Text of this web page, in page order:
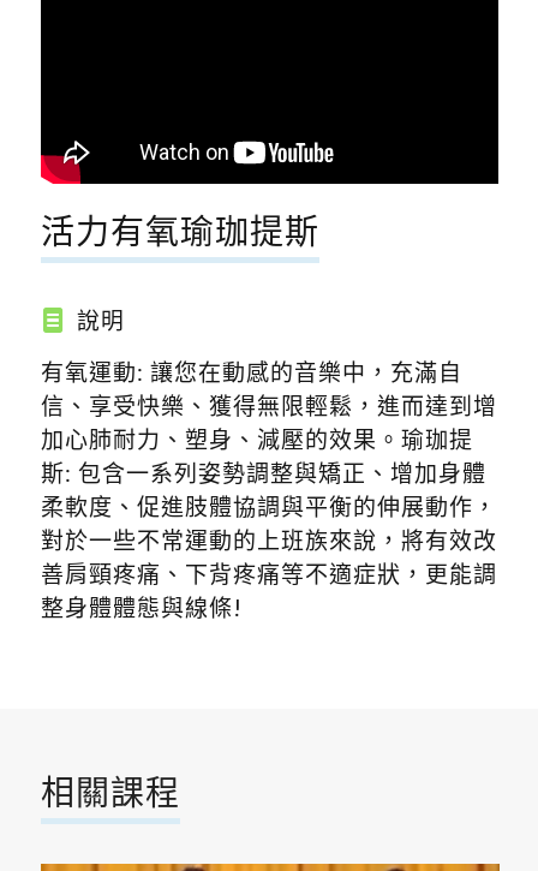
活力有氧瑜珈提斯
說明
有氧運動: 讓您在動感的音樂中，充滿自
信、享受快樂、獲得無限輕鬆，進而達到增
加心肺耐力、塑身、減壓的效果。瑜珈提
斯: 包含一系列姿勢調整與矯正、增加身體
柔軟度、促進肢體協調與平衡的伸展動作，
對於一些不常運動的上班族來說，將有效改
善肩頸疼痛、下背疼痛等不適症狀，更能調
整身體體態與線條!
相關課程